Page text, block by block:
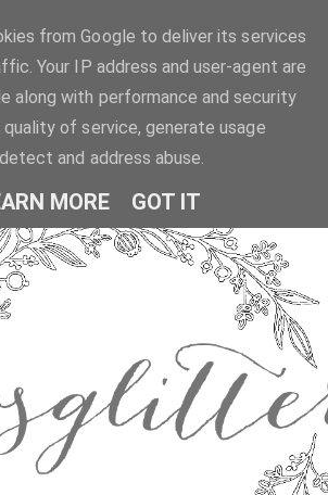
from Google to deliver its services
Your IP address and user-agent are
along with performance and security
of service, generate usage
and address abuse.
MORE GOT IT